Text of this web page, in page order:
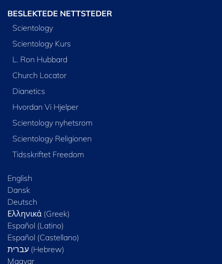
BESLEKTEDE NETTSTEDER
Scientology
Scientology Kurs
L. Ron Hubbard
Church Locator
Dianetics
Hvordan Vi Hjelper
Scientology nyhetsrom
Scientology Religionen
Tidsskriftet Freedom
English
Dansk
Deutsch
Ελληνικά (Greek)
Español (Latino)
Español (Castellano)
Magyar